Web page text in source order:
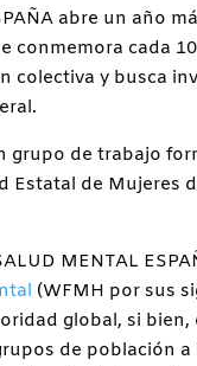
abre un año
conmemora cada
colectiva y busca
grupo de trabajo
Estatal de Mujeres
MENTAL
(WFMH por sus
global, si
de población